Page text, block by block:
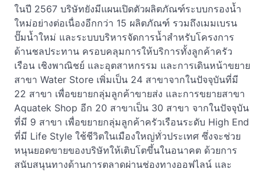
ในปี 2567 บริษัทยังมีแผนเปิดตัวผลิตภัณฑ์ระบบกรองน้ำ
ใหม่อย่างต่อเนื่องอีกกว่า 15 ผลิตภัณฑ์ รวมถึงเมมเบรน
ปั๊มน้ำใหม่ และระบบบริหารจัดการน้ำสำหรับโครงการ
ด้านชลประทาน ครอบคลุมการให้บริการทั้งลูกค้าครัว
เรือน เชิงพาณิชย์ และอุตสาหกรรม และการเดินหน้าขยาย
สาขา Water Store เพิ่มเป็น 24 สาขาจากในปัจจุบันที่มี
22 สาขา เพื่อขยายกลุ่มลูกค้าขายส่ง และการขยายสาขา
Aquatek Shop อีก 20 สาขาเป็น 30 สาขา จากในปัจจุบัน
ที่มี 9 สาขา เพื่อขยายกลุ่มลูกค้าครัวเรือนระดับ High End
ที่มี Life Style ใช้ชีวิตในเมืองใหญ่ทั่วประเทศ ซึ่งจะช่วย
หนุนยอดขายของบริษัทให้เติบโตขึ้นในอนาคต ด้วยการ
สนับสนุนทางด้านการตลาดผ่านช่องทางออฟไลน์ และ